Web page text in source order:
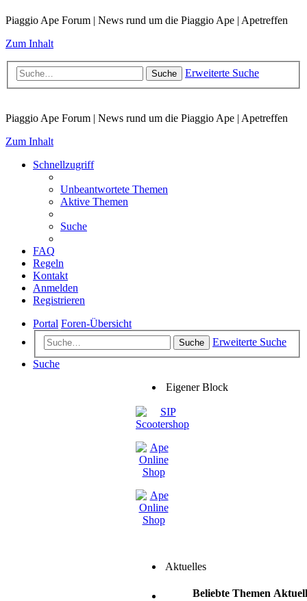
Piaggio Ape Forum | News rund um die Piaggio Ape | Apetreffen
Zum Inhalt
Suche Erweiterte Suche
Piaggio Ape Forum | News rund um die Piaggio Ape | Apetreffen
Zum Inhalt
Schnellzugriff
Unbeantwortete Themen
Aktive Themen
Suche
FAQ
Regeln
Kontakt
Anmelden
Registrieren
Portal Foren-Übersicht
Suche
Erweiterte Suche
Suche
Eigener Block
Aktuelles
Beliebte Themen